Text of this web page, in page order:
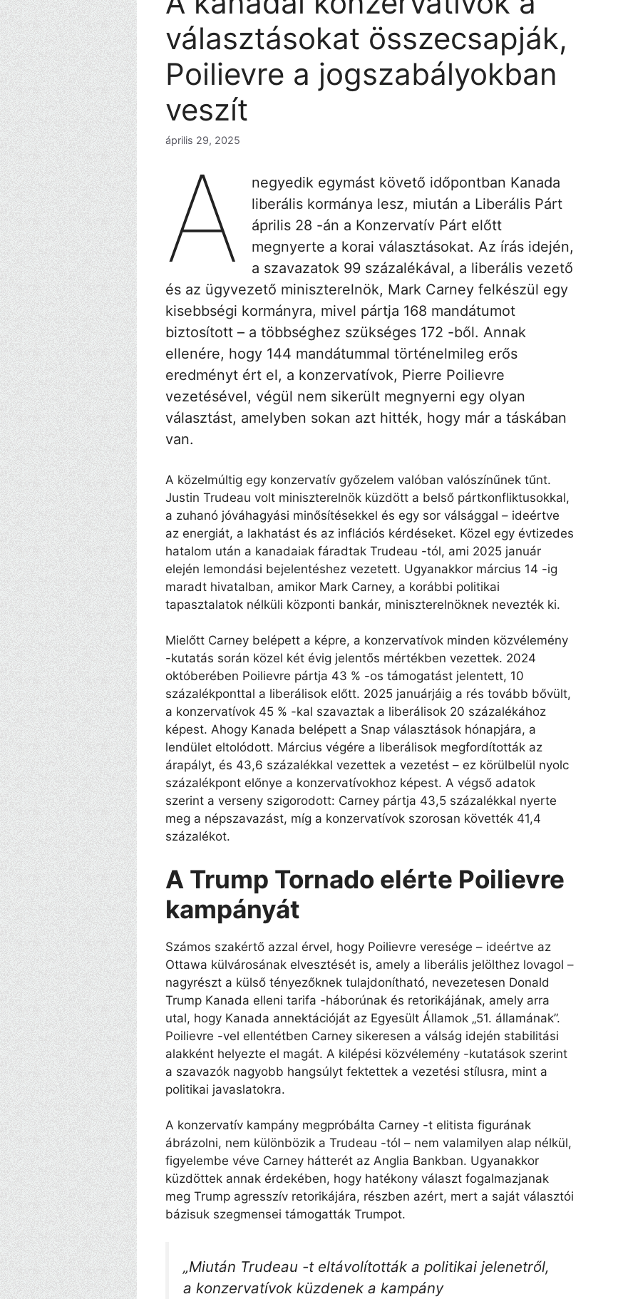
választásokat összecsapják,
Poilievre a jogszabályokban
veszít
április 29, 2025
A
negyedik egymást követő időpontban Kanada
liberális kormánya lesz, miután a Liberális Párt
április 28 -án a Konzervatív Párt előtt
megnyerte a korai választásokat. Az írás idején,
a szavazatok 99 százalékával, a liberális vezető
és az ügyvezető miniszterelnök, Mark Carney felkészül egy
kisebbségi kormányra, mivel pártja 168 mandátumot
biztosított – a többséghez szükséges 172 -ből. Annak
ellenére, hogy 144 mandátummal történelmileg erős
eredményt ért el, a konzervatívok, Pierre Poilievre
vezetésével, végül nem sikerült megnyerni egy olyan
választást, amelyben sokan azt hitték, hogy már a táskában
van.
A közelmúltig egy konzervatív győzelem valóban valószínűnek tűnt.
Justin Trudeau volt miniszterelnök küzdött a belső pártkonfliktusokkal,
a zuhanó jóváhagyási minősítésekkel és egy sor válsággal – ideértve
az energiát, a lakhatást és az inflációs kérdéseket. Közel egy évtizedes
hatalom után a kanadaiak fáradtak Trudeau -tól, ami 2025 január
elején lemondási bejelentéshez vezetett. Ugyanakkor március 14 -ig
maradt hivatalban, amikor Mark Carney, a korábbi politikai
tapasztalatok nélküli központi bankár, miniszterelnöknek nevezték ki.
Mielőtt Carney belépett a képre, a konzervatívok minden közvélemény
-kutatás során közel két évig jelentős mértékben vezettek. 2024
októberében Poilievre pártja 43 % -os támogatást jelentett, 10
százalékponttal a liberálisok előtt. 2025 januárjáig a rés tovább bővült,
a konzervatívok 45 % -kal szavaztak a liberálisok 20 százalékához
képest. Ahogy Kanada belépett a Snap választások hónapjára, a
lendület eltolódott. Március végére a liberálisok megfordították az
árapályt, és 43,6 százalékkal vezettek a vezetést – ez körülbelül nyolc
százalékpont előnye a konzervatívokhoz képest. A végső adatok
szerint a verseny szigorodott: Carney pártja 43,5 százalékkal nyerte
meg a népszavazást, míg a konzervatívok szorosan követték 41,4
százalékot.
A Trump Tornado elérte Poilievre
kampányát
Számos szakértő azzal érvel, hogy Poilievre veresége – ideértve az
Ottawa külvárosának elvesztését is, amely a liberális jelölthez lovagol –
nagyrészt a külső tényezőknek tulajdonítható, nevezetesen Donald
Trump Kanada elleni tarifa -háborúnak és retorikájának, amely arra
utal, hogy Kanada annektációját az Egyesült Államok „51. államának”.
Poilievre -vel ellentétben Carney sikeresen a válság idején stabilitási
alakként helyezte el magát. A kilépési közvélemény -kutatások szerint
a szavazók nagyobb hangsúlyt fektettek a vezetési stílusra, mint a
politikai javaslatokra.
A konzervatív kampány megpróbálta Carney -t elitista figurának
ábrázolni, nem különbözik a Trudeau -tól – nem valamilyen alap nélkül,
figyelembe véve Carney hátterét az Anglia Bankban. Ugyanakkor
küzdöttek annak érdekében, hogy hatékony választ fogalmazjanak
meg Trump agresszív retorikájára, részben azért, mert a saját választói
bázisuk szegmensei támogatták Trumpot.
„Miután Trudeau -t eltávolították a politikai jelenetről,
a konzervatívok küzdenek a kampány